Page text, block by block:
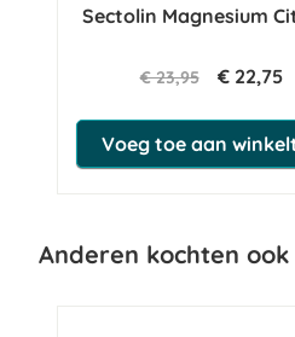
Sectolin Magnesium
€ 23,95 € 22,75
Voeg toe aan
Anderen kochten ook